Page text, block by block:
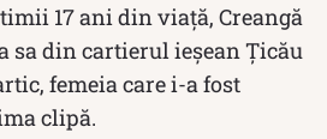
17 ani din viață, Creangă
sa din cartierul ieșean Ţicău
femeia care i-a fost
clipă.